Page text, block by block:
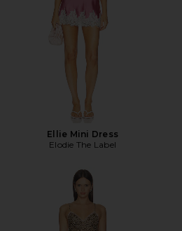
Ellie Mini Dress
Elodie The Label